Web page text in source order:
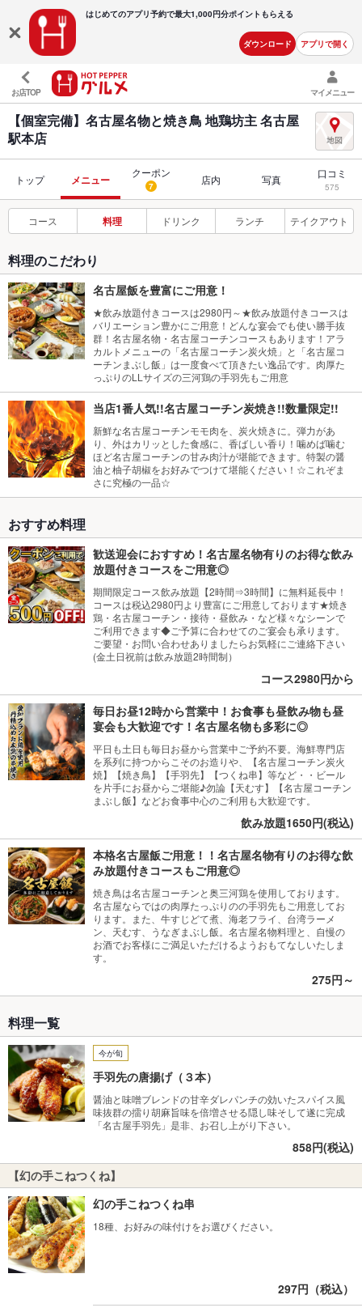
はじめてのアプリ予約で最大1,000円分ポイントもらえる
ダウンロード アプリで開く
お店TOP マイメニュー
【個室完備】名古屋名物と焼き鳥 地鶏坊主 名古屋
駅本店
トップ メニュー
クーポン
7 店内 写真 口コミ
575
コース 料理 ドリンク ランチ テイクアウト
料理のこだわり
名古屋飯を豊富にご用意！
★飲み放題付きコースは2980円～★飲み放題付きコースは
バリエーション豊かにご用意！どんな宴会でも使い勝手抜
群！名古屋名物・名古屋コーチンコースもあります！アラ
カルトメニューの「名古屋コーチン炭火焼」と「名古屋コ
ーチンまぶし飯」は一度食べて頂きたい逸品です。肉厚た
っぷりのLLサイズの三河鶏の手羽先もご用意
当店1番人気!!名古屋コーチン炭焼き!!数量限定!!
新鮮な名古屋コーチンモモ肉を、炭火焼きに。弾力があ
り、外はカリッとした食感に、香ばしい香り！噛めば噛む
ほど名古屋コーチンの甘み肉汁が堪能できます。特製の醤
油と柚子胡椒をお好みでつけて堪能ください！☆これぞま
さに究極の一品☆
おすすめ料理
歓送迎会におすすめ！名古屋名物有りのお得な飲み
放題付きコースをご用意◎
期間限定コース飲み放題【2時間⇒3時間】に無料延長中！
コースは税込2980円より豊富にご用意しております★焼き
鶏・名古屋コーチン・接待・昼飲み・など様々なシーンで
ご利用できます◆ご予算に合わせてのご宴会も承ります。
ご要望・お問い合わせありましたらお気軽にご連絡下さい
(金土日祝前は飲み放題2時間制）
コース2980円から
毎日お昼12時から営業中！お食事も昼飲み物も昼
宴会も大歓迎です！名古屋名物も多彩に◎
平日も土日も毎日お昼から営業中ご予約不要。海鮮専門店
を系列に持つからこそのお造りや、【名古屋コーチン炭火
焼】【焼き鳥】【手羽先】【つくね串】等など・・ビール
を片手にお昼からご堪能♪勿論【天むす】【名古屋コーチン
まぶし飯】などお食事中心のご利用も大歓迎です。
飲み放題1650円(税込)
本格名古屋飯ご用意！！名古屋名物有りのお得な飲
み放題付きコースもご用意◎
焼き鳥は名古屋コーチンと奥三河鶏を使用しております。
名古屋ならではの肉厚たっぷりのの手羽先もご用意してお
ります。また、牛すじどて煮、海老フライ、台湾ラーメ
ン、天むす、うなぎまぶし飯。名古屋名物料理と、自慢の
お酒でお客様にご満足いただけるようおもてなしいたしま
す。
275円～
料理一覧
今が旬
手羽先の唐揚げ（３本）
醤油と味噌ブレンドの甘辛ダレパンチの効いたスパイス風
味抜群の擂り胡麻旨味を倍増させる隠し味そして遂に完成
「名古屋手羽先」是非、お召し上がり下さい。
858円(税込)
【幻の手こねつくね】
幻の手こねつくね串
18種、お好みの味付けをお選びください。
297円（税込）